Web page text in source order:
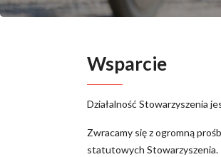
Wsparcie
Działalność Stowarzyszenia
Zwracamy się z ogromną
statutowych Stowarzyszenia.